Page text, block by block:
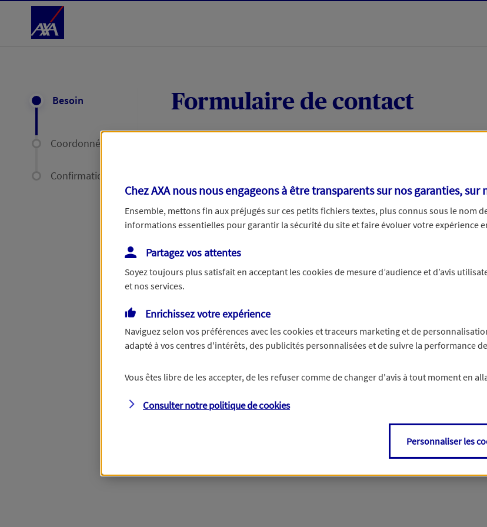
Accéder au Contenu
Besoin
Coordonnées
Confirmation
Formulaire de contact
Votre message :
Vous disposez de droits sur les informations vous concernant. Pour plus d’informations,
Chez AXA nous nous engageons à être transparents sur nos garanties, sur
Ensemble, mettons fin aux préjugés sur ces petits fichiers textes, plus connus sous le nom
informations essentielles pour garantir la sécurité du site et faire évoluer votre expérience
Partagez vos attentes
Soyez toujours plus satisfait en acceptant les cookies de mesure d’audience et d’avis
et nos services.
Enrichissez votre expérience
Naviguez selon vos préférences avec les cookies et traceurs marketing et de
adapté à vos centres d'intérêts, des publicités personnalisées et de suivre la performance
Vous êtes libre de les accepter, de les refuser comme de changer d'avis à tout moment en
Consulter notre politique decookies
Personnaliser les